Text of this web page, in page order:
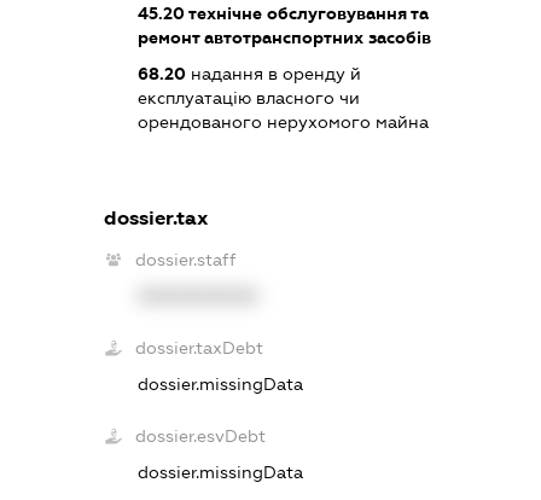
45.20технічне обслуговування та
ремонт автотранспортних засобів
68.20 надання в оренду й
експлуатацію власного чи
орендованого нерухомого майна
dossier.tax
dossier.staff
dossier.taxDebt
dossier.missingData
dossier.esvDebt
dossier.missingData